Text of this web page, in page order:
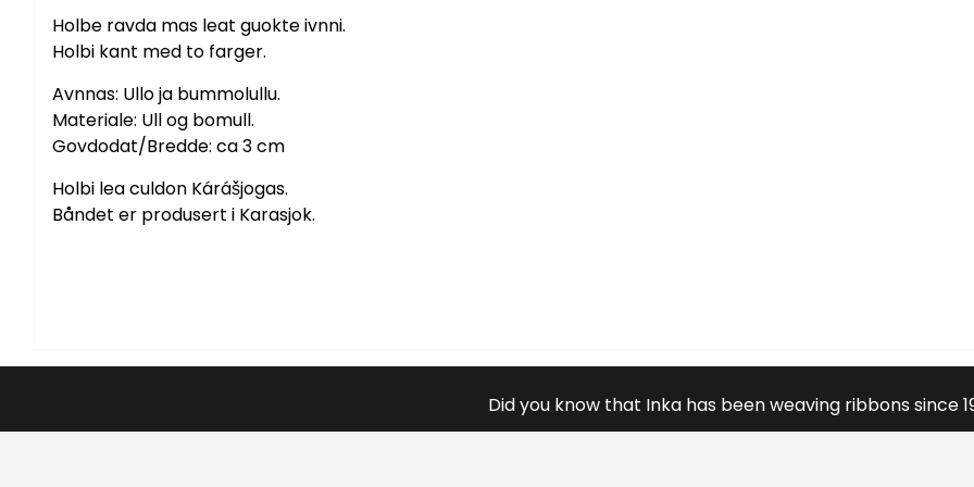
Holbe ravda mas leat guokte ivnni.
Holbi kant med to farger.
Avnnas: Ullo ja bummolullu.
Materiale: Ull og bomull.
Govdodat/Bredde: ca 3 cm
Holbi lea culdon Kárášjogas.
Båndet er produsert i Karasjok.
Did you know that Inka has been weaving ribbons since